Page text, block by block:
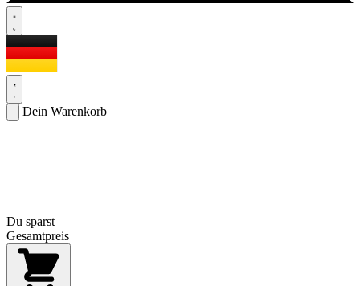
Dein Warenkorb
Du sparst
Gesamtpreis